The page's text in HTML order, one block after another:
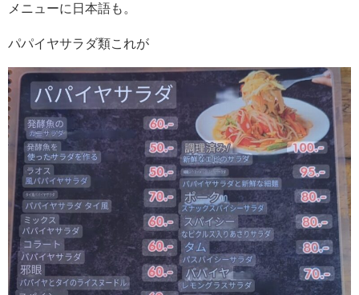
メニューに日本語も。
パパイヤサラダ類これが